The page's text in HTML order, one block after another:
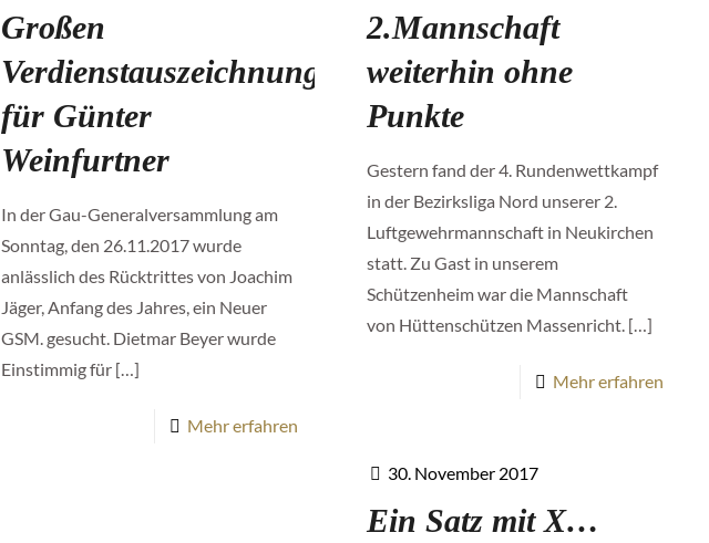
Großen
Verdienstauszeichnung
für Günter
Weinfurtner
In der Gau-Generalversammlung am
Sonntag, den 26.11.2017 wurde
anlässlich des Rücktrittes von Joachim
Jäger, Anfang des Jahres, ein Neuer
GSM. gesucht. Dietmar Beyer wurde
Einstimmig für[…]
Mehr erfahren
2.Mannschaft
weiterhin ohne
Punkte
Gestern fand der 4. Rundenwettkampf
in der Bezirksliga Nord unserer 2.
Luftgewehrmannschaft in Neukirchen
statt. Zu Gast in unserem
Schützenheim war die Mannschaft
von Hüttenschützen Massenricht.[…]
Mehr erfahren
30. November 2017
Ein Satz mit X…